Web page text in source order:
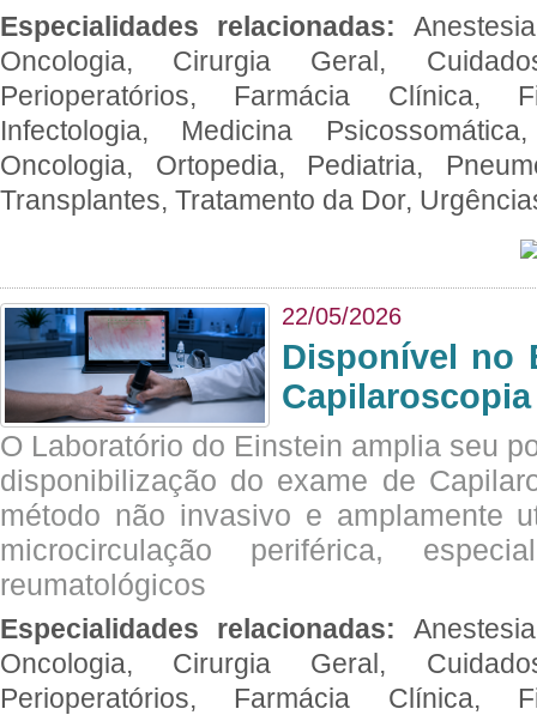
Especialidades relacionadas:
Oncologia, Cirurgia Geral,
Perioperatórios, Farmácia Clínica,
Infectologia, Medicina
Oncologia, Ortopedia, Pediatria,
Transplantes, Tratamento da Dor,
22/05/2026
Disponível no
O Laboratório do Einstein amplia seu
disponibilização do exame de
método não invasivo e amplamente
microcirculação periférica,
reumatológicos
Especialidades relacionadas:
Oncologia, Cirurgia Geral,
Perioperatórios, Farmácia Clínica,